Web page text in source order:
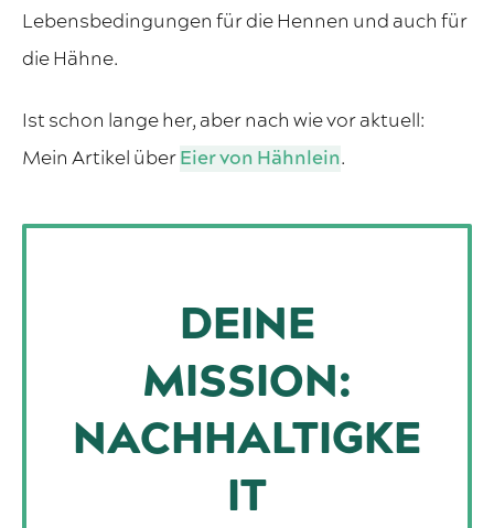
Lebensbedingungen für die Hennen und auch für
die Hähne.
Ist schon lange her, aber nach wie vor aktuell:
Mein Artikel überEier von Hähnlein.
DEINE
MISSION:
NACHHALTIGKE
IT